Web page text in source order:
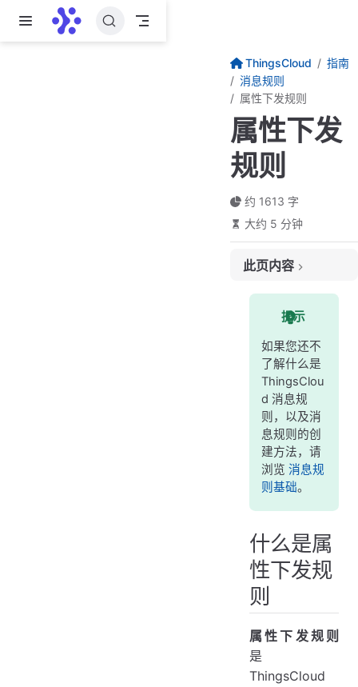
跳至主要內容
ThingsCloud
指南
消息规则
属性下发规则
属性下发
规则
约 1613 字
大约 5 分钟
此页内容
什么是属性下发规则
触发的条件
支持的操作
自定义数据下发函数
选项
云函数参数
云函数返回值
提示
如果您还不
了解什么是
ThingsClou
d 消息规
则，以及消
息规则的创
建方法，请
浏览 消息规
则基础。
什么是属
性下发规
则
属性下发规则
是
ThingsCloud